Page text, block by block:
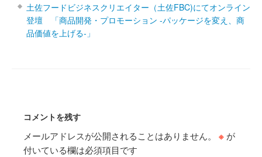
土佐フードビジネスクリエイター（土佐FBC)にてオンライン
登壇 「商品開発・プロモーション ‐パッケージを変え、商
品価値を上げる‐」
コメントを残す
メールアドレスが公開されることはありません。 ※ が
付いている欄は必須項目です